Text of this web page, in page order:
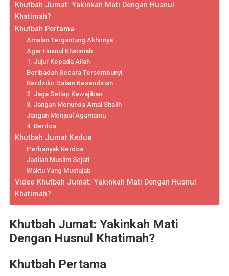
Khutbah Jumat: Yakinkah Mati Dengan Husnul
Khatimah?
Khutbah Pertama
Amalan Tergantung Akhirnya
Agar Husnul Khatimah
1. Jujur Kepada Allah
Beribadah Secara Tersembunyi
Berdzikir Dalam Kesendirian
2. Jaga Setiap Kewajiban
3. Jangan Menunda Amal Shalih
Jangan Menjual Agamamu
4. Berdoa
Khutbah Jumat Kedua
Perbanyak Berdoa
Jadilah Muslim Sejati
Waktu Yang Mustajab
Video Khutbah Jumat: Yakinkah Mati Dengan Husnul
Khatimah?
Khutbah Jumat: Yakinkah Mati
Dengan Husnul Khatimah?
Khutbah Pertama